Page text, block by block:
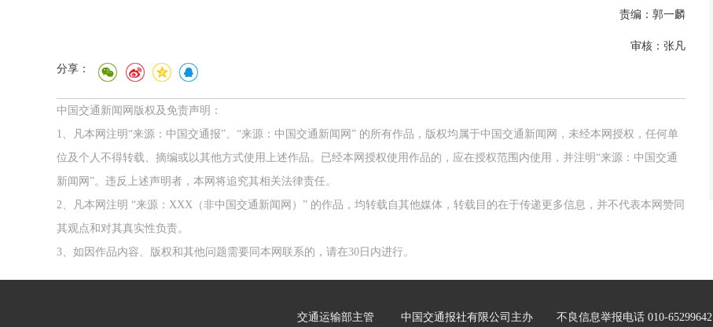
责编：郭一麟
审核：张凡
分享：
中国交通新闻网版权及免责声明：
1、凡本网注明“来源：中国交通报”、“来源：中国交通新闻网” 的所有作品，版权均属于中国交通新闻网，未经本网授权，任何单
位及个人不得转载、摘编或以其他方式使用上述作品。已经本网授权使用作品的，应在授权范围内使用，并注明“来源：中国交通
新闻网”。违反上述声明者，本网将追究其相关法律责任。
2、凡本网注明 “来源：XXX（非中国交通新闻网）” 的作品，均转载自其他媒体，转载目的在于传递更多信息，并不代表本网赞同
其观点和对其真实性负责。
3、如因作品内容、版权和其他问题需要同本网联系的，请在30日内进行。
交通运输部主管 中国交通报社有限公司主办 不良信息举报电话 010-65299642